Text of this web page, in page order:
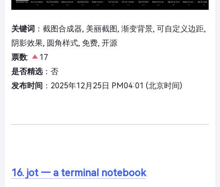
关键词 ：截图合成器, 美丽截图, 渐变背景, 可自定义边距,
阴影效果, 圆角样式, 免费, 开源
票数:
17
是否精选：否
发布时间 ：2025年12月25日 PM04:01 (北京时间)
16. jot — a terminal notebook